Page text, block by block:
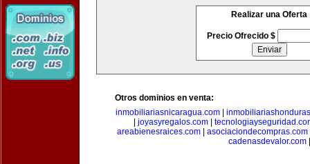
Realizar una Oferta
Precio Ofrecido $
Otros dominios en venta:
inmobiliariasnicaragua.com|
joyasyregalos.com
areabienesraices.com| asociaciondecompras.com
cadenasdevalor.com|